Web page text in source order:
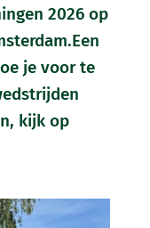
2026 op
je voor te
kijk op